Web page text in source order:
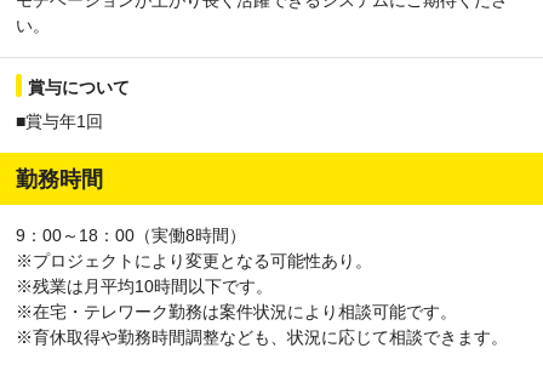
い。
賞与について
■賞与年1回
勤務時間
9：00～18：00（実働8時間）
※プロジェクトにより変更となる可能性あり。
※残業は月平均10時間以下です。
※在宅・テレワーク勤務は案件状況により相談可能です。
※育休取得や勤務時間調整なども、状況に応じて相談できます。